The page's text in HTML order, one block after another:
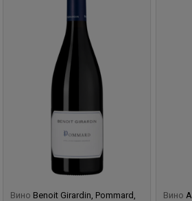
Вино Benoit Girardin, Pommard,
Вино